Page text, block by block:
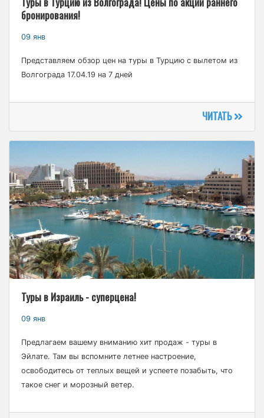
бронирования!
09 янв
Представляем обзор цен на туры в Турцию с вылетом из
Волгограда 17.04.19 на 7 дней
ЧИТАТЬ
Туры в Израиль - суперцена!
09 янв
Предлагаем вашему вниманию хит продаж - туры в
Эйлате. Там вы вспомните летнее настроение,
освободитесь от теплых вещей и успеете позабыть, что
такое снег и морозный ветер.